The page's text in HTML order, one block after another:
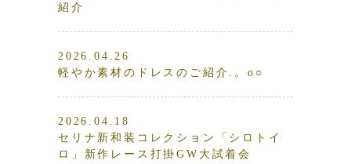
紹介
2026.04.26
軽やか素材のドレスのご紹介.。o○
2026.04.18
セリナ新和装コレクション「シロトイ
ロ」新作レース打掛GW大試着会